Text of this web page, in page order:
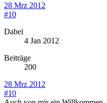
28 Mrz 2012
#10
Dabei
4 Jan 2012
Beiträge
200
28 Mrz 2012
#10